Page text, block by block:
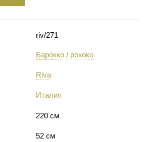
riv/271
Барокко / рококо
Riva
Италия
220 см
52 см